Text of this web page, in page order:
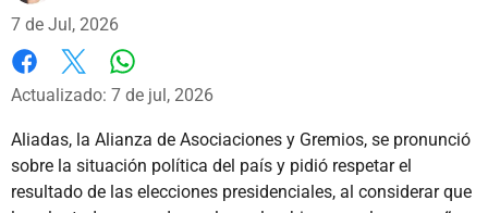
7 de Jul, 2026
Facebook
X
Actualizado: 7 de jul, 2026
Aliadas, la Alianza de Asociaciones y Gremios, se pronunció
sobre la situación política del país y pidió respetar el
resultado de las elecciones presidenciales, al considerar que